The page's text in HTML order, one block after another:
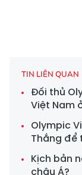
TIN LIÊN QUAN
Đối thủ
Việt Nam
Olympic
Thắng để
Kịch bản
châu Á?